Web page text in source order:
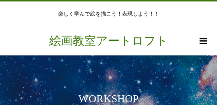
楽しく学んで絵を描こう！表現しよう！！
絵画教室アートロフト
WORKSHOP